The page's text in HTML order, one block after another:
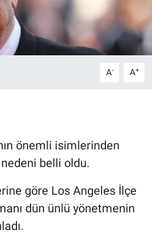
A- A+
önemli isimlerinden
belli oldu.
göre Los Angeles İlçe
dün ünlü yönetmenin